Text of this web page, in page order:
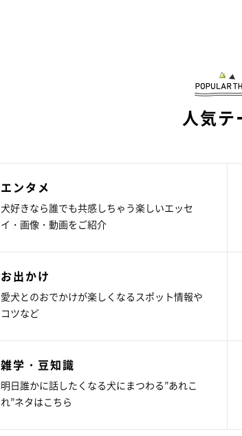
人気テ
エンタメ
犬好きなら誰でも共感しちゃう楽しいエッセ
イ・画像・動画をご紹介
お出かけ
愛犬とのおでかけが楽しくなるスポット情報や
コツなど
雑学・豆知識
明日誰かに話したくなる犬にまつわる”あれこ
れ”ネタはこちら